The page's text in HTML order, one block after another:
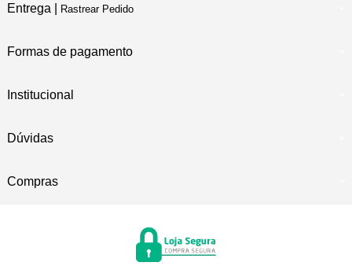
Entrega | Rastrear Pedido
Formas de pagamento
Institucional
Dúvidas
Compras